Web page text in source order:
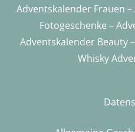
Adventskalender Frauen –
Fotogeschenke –
Adventskalender Beauty–
Whisky